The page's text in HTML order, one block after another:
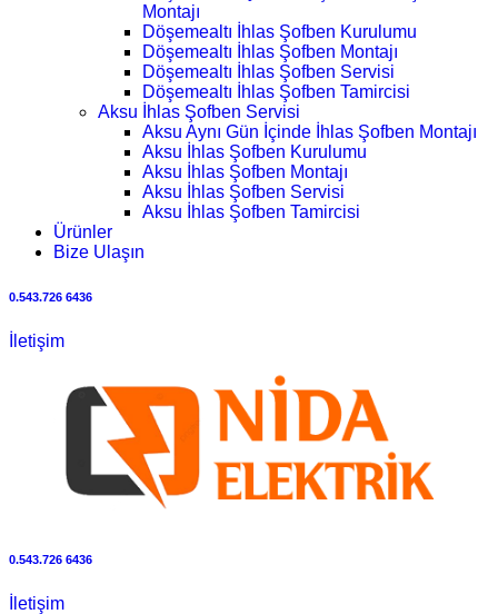
Montajı
Döşemealtı İhlas Şofben Kurulumu
Döşemealtı İhlas Şofben Montajı
Döşemealtı İhlas Şofben Servisi
Döşemealtı İhlas Şofben Tamircisi
Aksu İhlas Şofben Servisi
Aksu Aynı Gün İçinde İhlas Şofben Montajı
Aksu İhlas Şofben Kurulumu
Aksu İhlas Şofben Montajı
Aksu İhlas Şofben Servisi
Aksu İhlas Şofben Tamircisi
Ürünler
Bize Ulaşın
0.543.726 6436
İletişim
0.543.726 6436
İletişim